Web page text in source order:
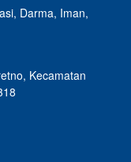
Darma, Iman,
Kecamatan